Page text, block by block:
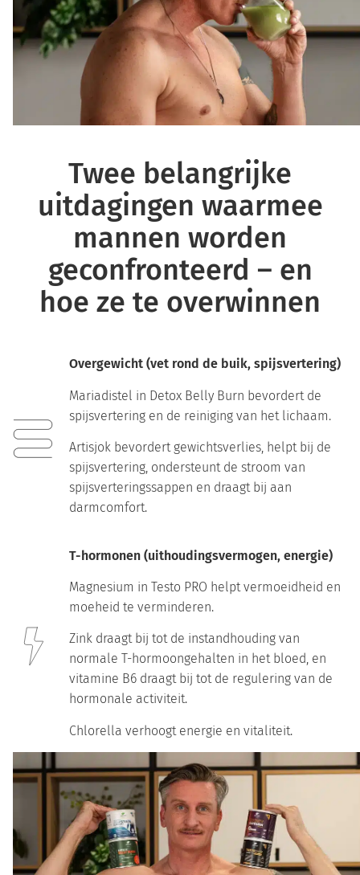
Twee belangrijke
uitdagingen waarmee
mannen worden
geconfronteerd – en
hoe ze te overwinnen
Overgewicht (vet rond de buik, spijsvertering)
Mariadistel in Detox Belly Burn bevordert de
spijsvertering en de reiniging van het lichaam.
Artisjok bevordert gewichtsverlies, helpt bij de
spijsvertering, ondersteunt de stroom van
spijsverteringssappen en draagt bij aan
darmcomfort.
T-hormonen (uithoudingsvermogen, energie)
Magnesium in Testo PRO helpt vermoeidheid en
moeheid te verminderen.
Zink draagt bij tot de instandhouding van
normale T-hormoongehalten in het bloed, en
vitamine B6 draagt bij tot de regulering van de
hormonale activiteit.
Chlorella verhoogt energie en vitaliteit.